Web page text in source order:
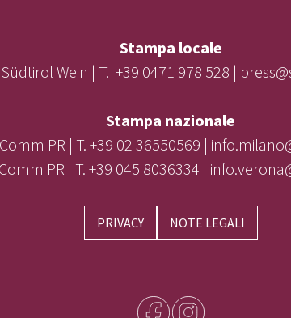
Stampa locale
Wein | T. +39 0471 978 528 |
Stampa nazionale
PR | T. +39 02 36550569 |
PR | T. +39 045 8036334 |
PRIVACY NOTE LEGALI